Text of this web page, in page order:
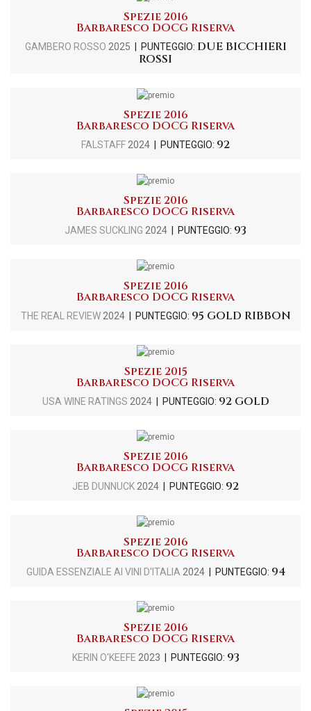
Spezie 2016
Barbaresco DOCG Riserva
GAMBERO ROSSO 2025 | PUNTEGGIO: DUE BICCHIERI
ROSSI
Spezie 2016
Barbaresco DOCG Riserva
FALSTAFF 2024 | PUNTEGGIO: 92
Spezie 2016
Barbaresco DOCG Riserva
JAMES SUCKLING 2024 | PUNTEGGIO: 93
Spezie 2016
Barbaresco DOCG Riserva
THE REAL REVIEW 2024| PUNTEGGIO: 95 GOLD RIBBON
Spezie 2015
Barbaresco DOCG Riserva
USA WINE RATINGS 2024| PUNTEGGIO: 92 GOLD
Spezie 2016
Barbaresco DOCG Riserva
JEB DUNNUCK2024 | PUNTEGGIO: 92
Spezie 2016
Barbaresco DOCG Riserva
GUIDA ESSENZIALE AI VINI D'ITALIA2024| PUNTEGGIO: 94
Spezie 2016
Barbaresco DOCG Riserva
KERIN O'KEEFE 2023 | PUNTEGGIO: 93